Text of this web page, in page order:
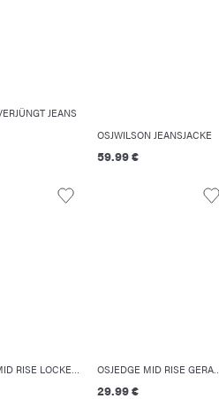
JEANS
OSJWILSON JEANSJACKE
59.99 €
OSJEDGE MID RISE
29.99 €